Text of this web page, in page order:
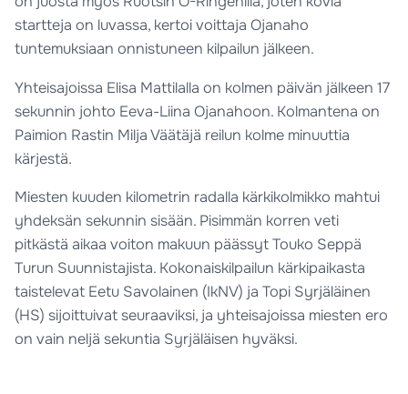
startteja on luvassa, kertoi voittaja Ojanaho
tuntemuksiaan onnistuneen kilpailun jälkeen.
Yhteisajoissa Elisa Mattilalla on kolmen päivän jälkeen 17
sekunnin johto Eeva-Liina Ojanahoon. Kolmantena on
Paimion Rastin Milja Väätäjä reilun kolme minuuttia
kärjestä.
Miesten kuuden kilometrin radalla kärkikolmikko mahtui
yhdeksän sekunnin sisään. Pisimmän korren veti
pitkästä aikaa voiton makuun päässyt Touko Seppä
Turun Suunnistajista. Kokonaiskilpailun kärkipaikasta
taistelevat Eetu Savolainen (IkNV) ja Topi Syrjäläinen
(HS) sijoittuivat seuraaviksi, ja yhteisajoissa miesten ero
on vain neljä sekuntia Syrjäläisen hyväksi.